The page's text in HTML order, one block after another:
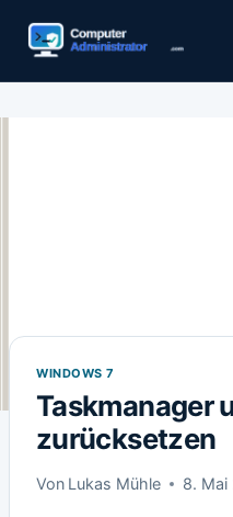
Inhalt
WINDOWS 7
Taskmanager
zurücksetzen
Von Lukas Mühle 8. Mai